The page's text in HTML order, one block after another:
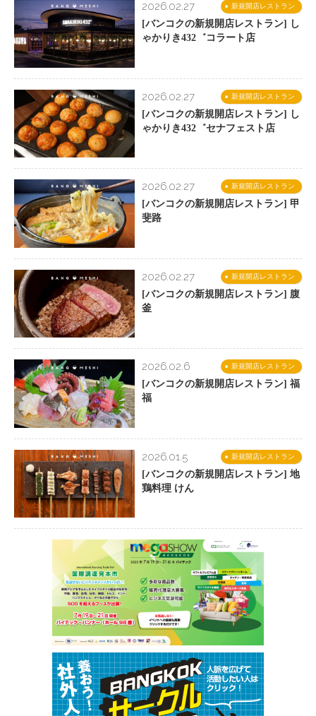
新規開店レストラン
2026.02.27
[バンコクの新規開店レストラン] し
ゃかりき432゛コラート店
新規開店レストラン
2026.02.27
[バンコクの新規開店レストラン] し
ゃかりき432゛セナフェスト店
新規開店レストラン
2026.02.27
[バンコクの新規開店レストラン] 甲
斐路
新規開店レストラン
2026.02.27
[バンコクの新規開店レストラン] 腹
釜
新規開店レストラン
2026.02.6
[バンコクの新規開店レストラン] 福
福
新規開店レストラン
2026.01.5
[バンコクの新規開店レストラン] 地
鶏料理 けん